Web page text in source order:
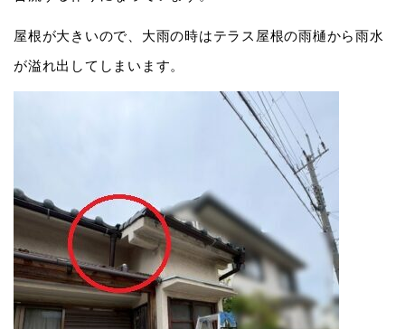
屋根が大きいので、大雨の時はテラス屋根の雨樋から雨水
が溢れ出してしまいます。